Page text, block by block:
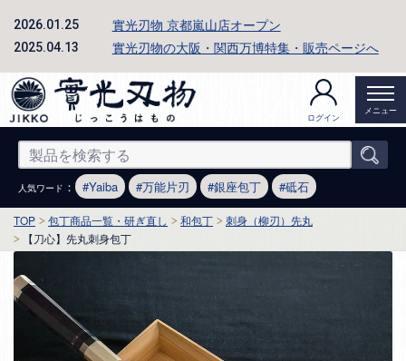
2026.01.25 實光刃物 京都嵐山店オープン
2025.04.13 實光刃物の大阪・関西万博特集・販売ページへ
ログイン
メニュー
人気ワード ： Yaiba 万能片刃 銀座包丁 砥石
TOP 包丁商品一覧・研ぎ直し 和包丁
刺身（柳刃）先丸
【刀心】先丸刺身包丁